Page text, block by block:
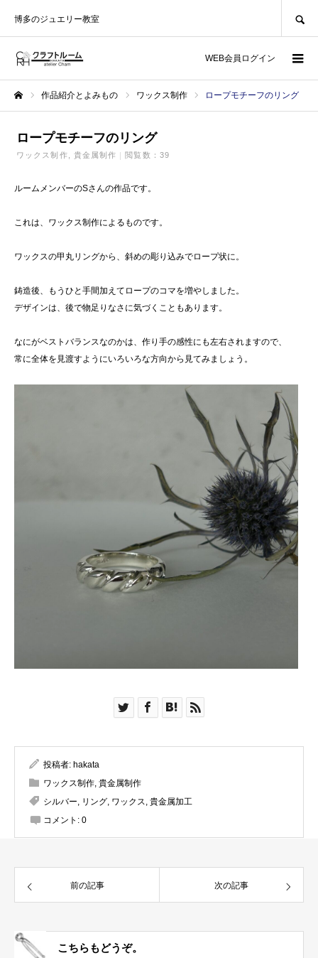
博多のジュエリー教室
WEB会員ログイン
作品紹介とよみもの ワックス制作 ロープモチーフのリング
ロープモチーフのリング
ワックス制作 貴金属制作 閲覧数：39
ルームメンバーのSさんの作品です。
これは、ワックス制作によるものです。
ワックスの甲丸リングから、斜めの彫り込みでロープ状に。
鋳造後、もうひと手間加えてロープのコマを増やしました。
デザインは、後で物足りなさに気づくこともあります。
なにがベストバランスなのかは、作り手の感性にも左右されますので、
常に全体を見渡すようにいろいろな方向から見てみましょう。
投稿者: hakata
ワックス制作, 貴金属制作
シルバー, リング, ワックス, 貴金属加工
コメント: 0
前の記事 次の記事
こちらもどうぞ。